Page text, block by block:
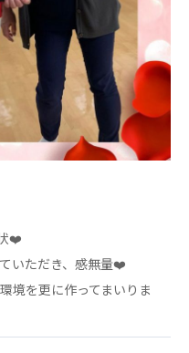
せきれい
い
ティ
❤️
いただき、感無量❤️
境を更に作ってまいりま